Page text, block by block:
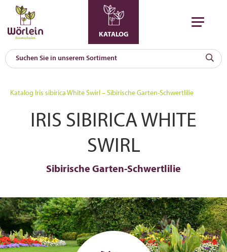
KATALOG
Katalog Iris sibirica White Swirl – Sibirische Garten-Schwertlilie
IRIS SIBIRICA WHITE
SWIRL
Sibirische Garten-Schwertlilie